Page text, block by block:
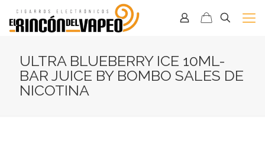
ULTRA BLUEBERRY ICE 10ML-
BAR JUICE BY BOMBO SALES DE
NICOTINA